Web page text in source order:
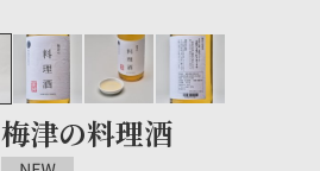
梅津の料理酒